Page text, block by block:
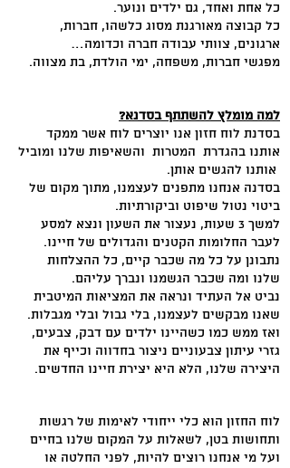
כל אחת ואחד, גם ילדים ונוער.
כל קבוצה מאורגנת מסוג כלשהו, חברות,
ארגונים, צוותי עבודה חברה וכדומה…
מפגשי חברות, משפחה, ימי הולדת, בת מצווה.
למה מומלץ להשתתף בסדנא?
בסדנת לוח חזון אנו יוצרים לוח אשר ממקד
אותנו בהגדרת המטרות והשאיפות שלנו ומוביל
אותנו להגשים אותן.
בסדנה אנחנו מתפנים לעצמנו, מתוך מקום של
ביטוי נטול שיפוט וביקורתיות.
למשך 3 שעות, נעצור את השעון ונצא למסע
לעבר החלומות הקטנים והגדולים של חיינו.
נתבונן על כל מה שכבר קיים, כל ההצלחות
שלנו ומה שכבר הגשמנו ונברך עליהם.
נביט אל העתיד ונראה את המציאות המיטבית
שאנו מבקשים לעצמנו, בלי גבול ובלי מגבלות.
ואז ממש כמו כשהיינו ילדים עם דבק, צבעים,
גזרי עיתון צבעוניים ניצור בחדווה וכייף את
היצירה שלנו, הלא היא יצירת חיינו החדשים.
לוח החזון הוא כלי ייחודי לאימות של רגשות
ותחושות בטן, לשאלות על המקום שלנו בחיים
ועל מי אנחנו רוצים להיות, לפני החלטה או